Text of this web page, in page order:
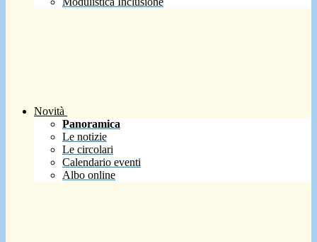
Novità
Panoramica
Le notizie
Le circolari
Calendario eventi
Albo online